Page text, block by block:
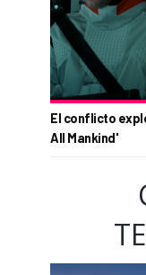
El conflicto
All Mankind'